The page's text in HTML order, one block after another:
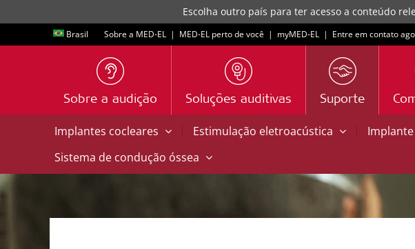
Escolha outro país para ter acesso a conteúdo
Brasil Sobre a MED-EL | MED-EL perto de você | myMED‑EL | Entre em contato
Sobre a audição Soluções auditivas Suporte
Implantes cocleares | Estimulação eletroacústica |
Sistema de condução óssea